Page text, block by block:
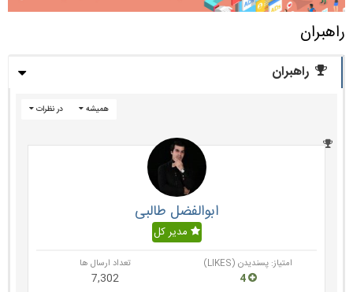
راهبران
راهبران
در نظرات همیشه
ابوالفضل طالبی
مدیر کل
امتیاز: پسندیدن (LIKES)
4
تعداد ارسال ها
7,302